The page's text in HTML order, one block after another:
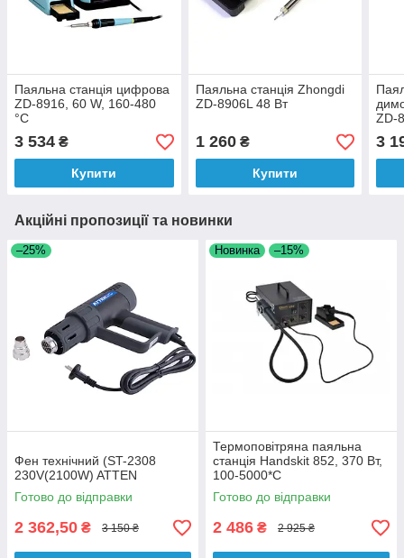
Паяльна станція цифрова
ZD-8916, 60 W, 160-480
°C
3 534 ₴
Купити
Паяльна станція Zhongdi
ZD-8906L 48 Вт
1 260₴
Купити
ZD-
3
Акційні пропозиції та новинки
–25%
Фен технічний (ST-2308
230V(2100W) ATTEN
Готово до відправки
2 362,50 ₴ 3 150 ₴
Новинка –15%
Термоповітряна паяльна
станція Handskit 852, 370 Вт,
100-5000*C
Готово до відправки
2 486 ₴ 2 925 ₴